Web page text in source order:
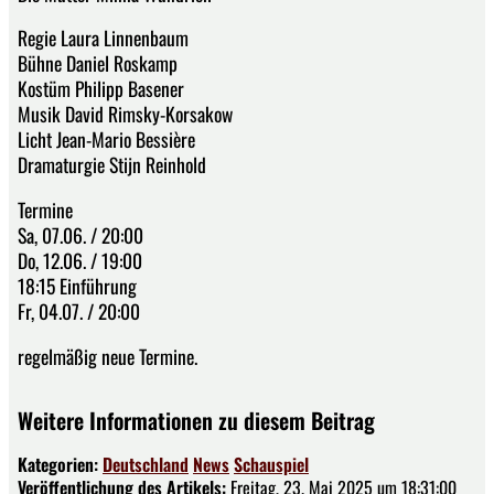
Regie Laura Linnenbaum
Bühne Daniel Roskamp
Kostüm Philipp Basener
Musik David Rimsky-Korsakow
Licht Jean-Mario Bessière
Dramaturgie Stijn Reinhold
Termine
Sa, 07.06. / 20:00
Do, 12.06. / 19:00
18:15 Einführung
Fr, 04.07. / 20:00
regelmäßig neue Termine.
Weitere Informationen zu diesem Beitrag
Kategorien: Deutschland NewsSchauspiel
Veröffentlichung des Artikels: Freitag, 23. Mai 2025 um 18:31:00